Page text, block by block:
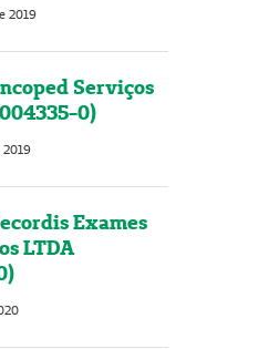
2019
Serviços
0)
2019
Exames
LTDA